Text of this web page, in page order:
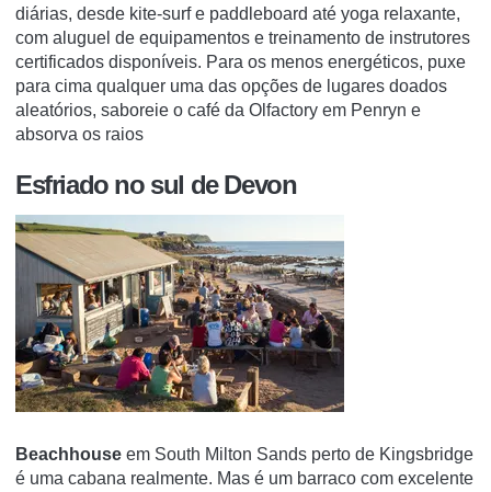
diárias, desde kite-surf e paddleboard até yoga relaxante,
com aluguel de equipamentos e treinamento de instrutores
certificados disponíveis. Para os menos energéticos, puxe
para cima qualquer uma das opções de lugares doados
aleatórios, saboreie o café da Olfactory em Penryn e
absorva os raios
Esfriado no sul de Devon
Beachhouse em South Milton Sands perto de Kingsbridge
é uma cabana realmente. Mas é um barraco com excelente